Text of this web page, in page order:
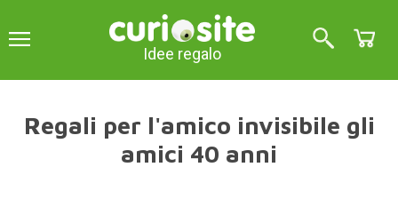
Idee regalo
Regali per l'amico invisibile gli
amici 40 anni